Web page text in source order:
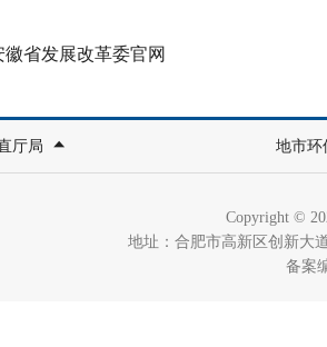
发展改革委官网
厅局 地市环
Copyright ©
地址：合肥市高新区创新大
备案